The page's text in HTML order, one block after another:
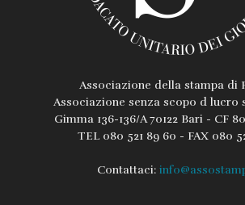
Associazione della stampa di
Associazione senza scopo d lucro
Gimma 136-136/A 70122 Bari - CF
TEL 080 521 89 60 - FAX 080
Contattaci: